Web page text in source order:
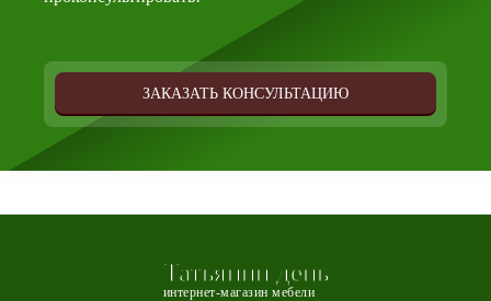
ЗАКАЗАТЬ КОНСУЛЬТАЦИЮ
Татьянин день
интернет-магазин мебели